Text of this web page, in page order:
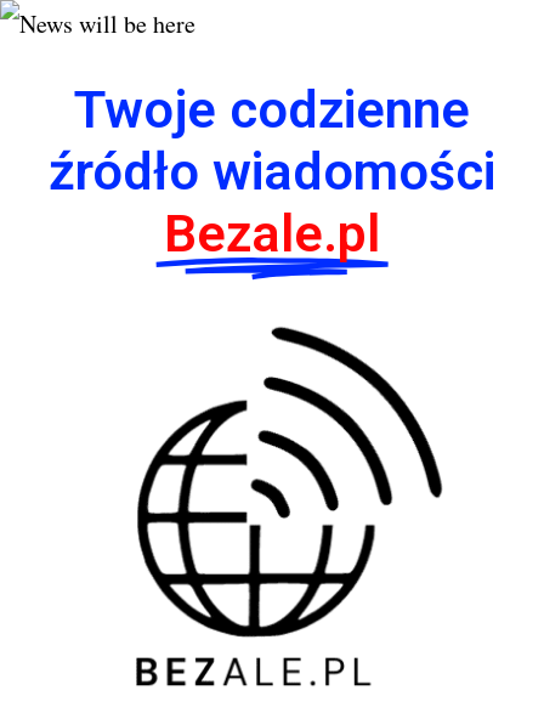
Twoje codzienne
źródło wiadomości
Bezale.pl